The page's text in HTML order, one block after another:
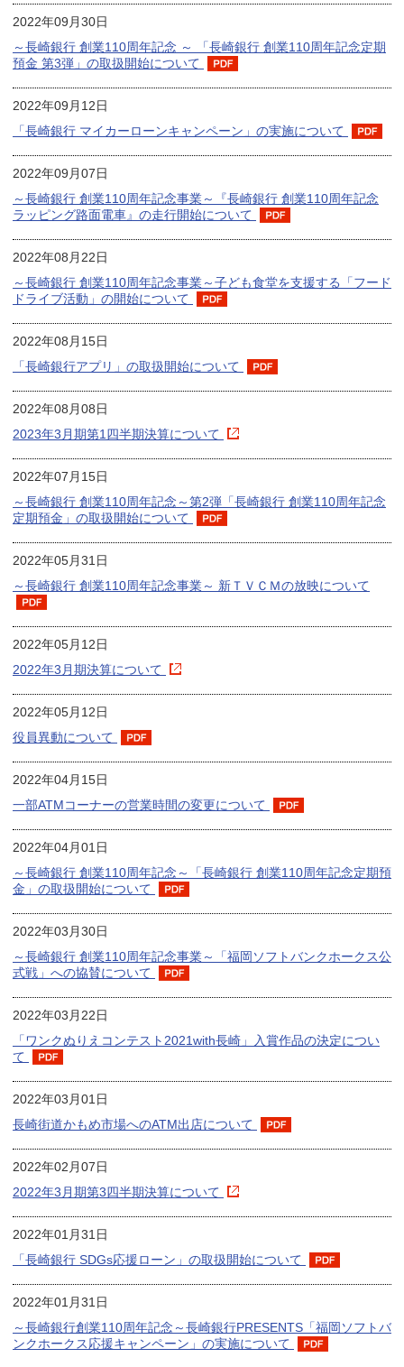
2022年09月30日
～長崎銀行 創業110周年記念 ～ 「長崎銀行 創業110周年記念定期
預金 第3弾」の取扱開始について
2022年09月12日
「長崎銀行 マイカーローンキャンペーン」の実施について
2022年09月07日
～長崎銀行 創業110周年記念事業～『長崎銀行 創業110周年記念
ラッピング路面電車』の走行開始について
2022年08月22日
～長崎銀行 創業110周年記念事業～子ども食堂を支援する「フード
ドライブ活動」の開始について
2022年08月15日
「長崎銀行アプリ」の取扱開始について
2022年08月08日
2023年3月期第1四半期決算について
2022年07月15日
～長崎銀行 創業110周年記念～第2弾「長崎銀行 創業110周年記念
定期預金」の取扱開始について
2022年05月31日
～長崎銀行 創業110周年記念事業～ 新ＴＶＣＭの放映について
2022年05月12日
2022年3月期決算について
2022年05月12日
役員異動について
2022年04月15日
一部ATMコーナーの営業時間の変更について
2022年04月01日
～長崎銀行 創業110周年記念～「長崎銀行 創業110周年記念定期預
金」の取扱開始について
2022年03月30日
～長崎銀行 創業110周年記念事業～「福岡ソフトバンクホークス公
式戦」への協賛について
2022年03月22日
「ワンクぬりえコンテスト2021with長崎」入賞作品の決定につい
て
2022年03月01日
長崎街道かもめ市場へのATM出店について
2022年02月07日
2022年3月期第3四半期決算について
2022年01月31日
「長崎銀行 SDGs応援ローン」の取扱開始について
2022年01月31日
～長崎銀行創業110周年記念～長崎銀行PRESENTS「福岡ソフトバ
ンクホークス応援キャンペーン」の実施について